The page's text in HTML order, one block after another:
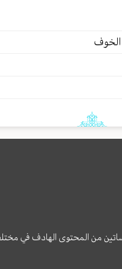
من المحتوى الهادف في